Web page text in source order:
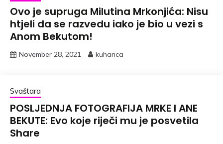
Ovo je supruga Milutina Mrkonjića: Nisu
htjeli da se razvedu iako je bio u vezi s
Anom Bekutom!
November 28, 2021 kuharica
Svaštara
POSLJEDNJA FOTOGRAFIJA MRKE I ANE
BEKUTE: Evo koje riječi mu je posvetila
Share